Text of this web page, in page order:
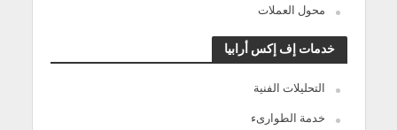
محول العملات
خدمات إف إكس أرابيا
التحليلات الفنية
خدمة الطوارىء